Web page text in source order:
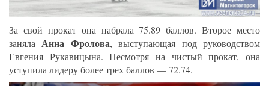
За свой прокат она набрала 75.89 баллов. Второе место
заняла Анна Фролова, выступающая под руководством
Евгения Рукавицына. Несмотря на чистый прокат, она
уступила лидеру более трех баллов — 72.74.